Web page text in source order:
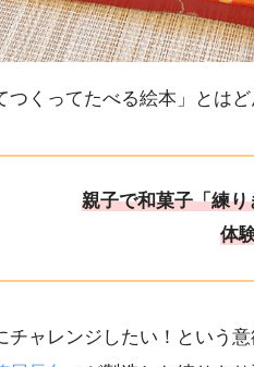
つくってたべる絵本」とは
親子で和菓子「練り
体
チャレンジしたい！という